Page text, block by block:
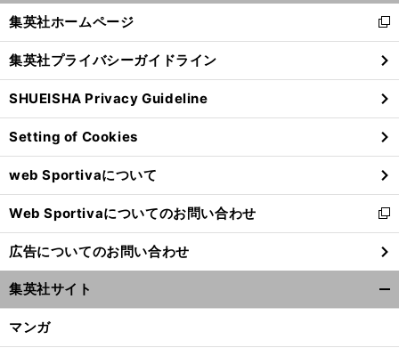
へ
閉
る
集英社ホームページ
新
し
い
ウ
ィ
ン
ド
ウ
で
開
く
集英社プライバシーガイドライン
SHUEISHA Privacy Guideline
Setting of Cookies
web Sportivaについて
Web Sportivaについてのお問い合わせ
新
し
い
ウ
ィ
ン
ウ
広告についてのお問い合わせ
集英社サイト
マンガ